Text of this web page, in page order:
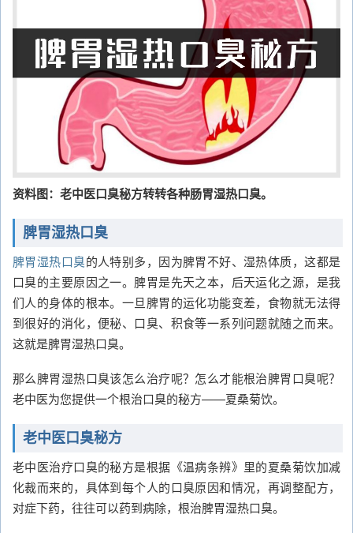
资料图：老中医口臭秘方转转各种肠胃湿热口臭。
脾胃湿热口臭
脾胃湿热口臭的人特别多，因为脾胃不好、湿热体质，这都是
口臭的主要原因之一。脾胃是先天之本，后天运化之源，是我
们人的身体的根本。一旦脾胃的运化功能变差，食物就无法得
到很好的消化，便秘、口臭、积食等一系列问题就随之而来。
这就是脾胃湿热口臭。
那么脾胃湿热口臭该怎么治疗呢？怎么才能根治脾胃口臭呢？
老中医为您提供一个根治口臭的秘方——夏桑菊饮。
老中医口臭秘方
老中医治疗口臭的秘方是根据《温病条辨》里的夏桑菊饮加减
化裁而来的，具体到每个人的口臭原因和情况，再调整配方，
对症下药，往往可以药到病除，根治脾胃湿热口臭。